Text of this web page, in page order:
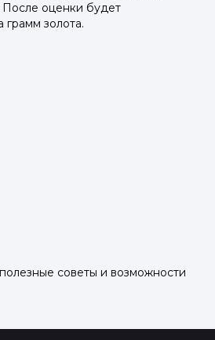
После оценки будет
золота.
советы и возможности